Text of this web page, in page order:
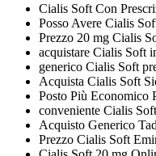
Cialis Soft Con
Posso Avere Cialis
Prezzo 20 mg Cialis
acquistare Cialis Soft
generico Cialis Soft
Acquista Cialis Soft
Posto Più Economico
conveniente Cialis
Acquisto Generico
Prezzo Cialis Soft